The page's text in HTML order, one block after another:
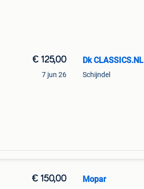
€ 125,00
7 jun 26
Dk CLASSICS.NL
Schijndel
€ 150,00 Mopar